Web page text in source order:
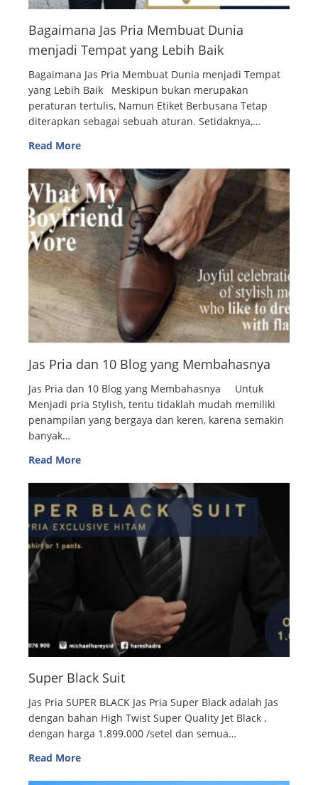
Bagaimana Jas Pria Membuat Dunia
menjadi Tempat yang Lebih Baik
Bagaimana Jas Pria Membuat Dunia menjadi Tempat
yang Lebih Baik Meskipun bukan merupakan
peraturan tertulis, Namun Etiket Berbusana Tetap
diterapkan sebagai sebuah aturan. Setidaknya,…
Read More
Jas Pria dan 10 Blog yang Membahasnya
Jas Pria dan 10 Blog yang Membahasnya Untuk
Menjadi pria Stylish, tentu tidaklah mudah memiliki
penampilan yang bergaya dan keren, karena semakin
banyak…
Read More
Super Black Suit
Jas Pria SUPER BLACK Jas Pria Super Black adalah Jas
dengan bahan High Twist Super Quality Jet Black ,
dengan harga 1.899.000 /setel dan semua…
Read More